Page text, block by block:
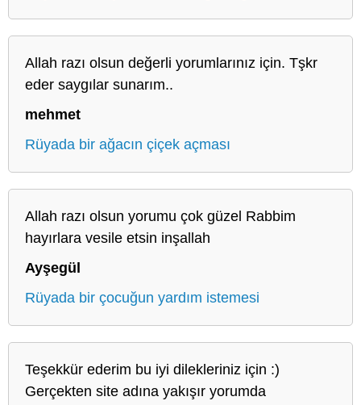
Allah razı olsun değerli yorumlarınız için. Tşkr
eder saygılar sunarım..
mehmet
Rüyada bir ağacın çiçek açması
Allah razı olsun yorumu çok güzel Rabbim
hayırlara vesile etsin inşallah
Ayşegül
Rüyada bir çocuğun yardım istemesi
Teşekkür ederim bu iyi dilekleriniz için :)
Gerçekten site adına yakışır yorumda